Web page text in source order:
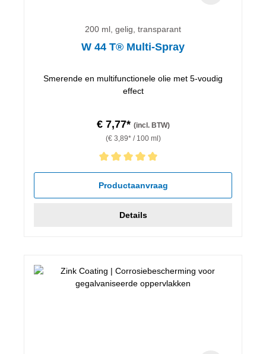
200 ml, gelig, transparant
W 44 T® Multi-Spray
Smerende en multifunctionele olie met 5-voudig
effect
€ 7,77* (incl. BTW)
(€ 3,89* / 100 ml)
Gemiddelde waardering van 5 van 5 sterren
Productaanvraag
Details